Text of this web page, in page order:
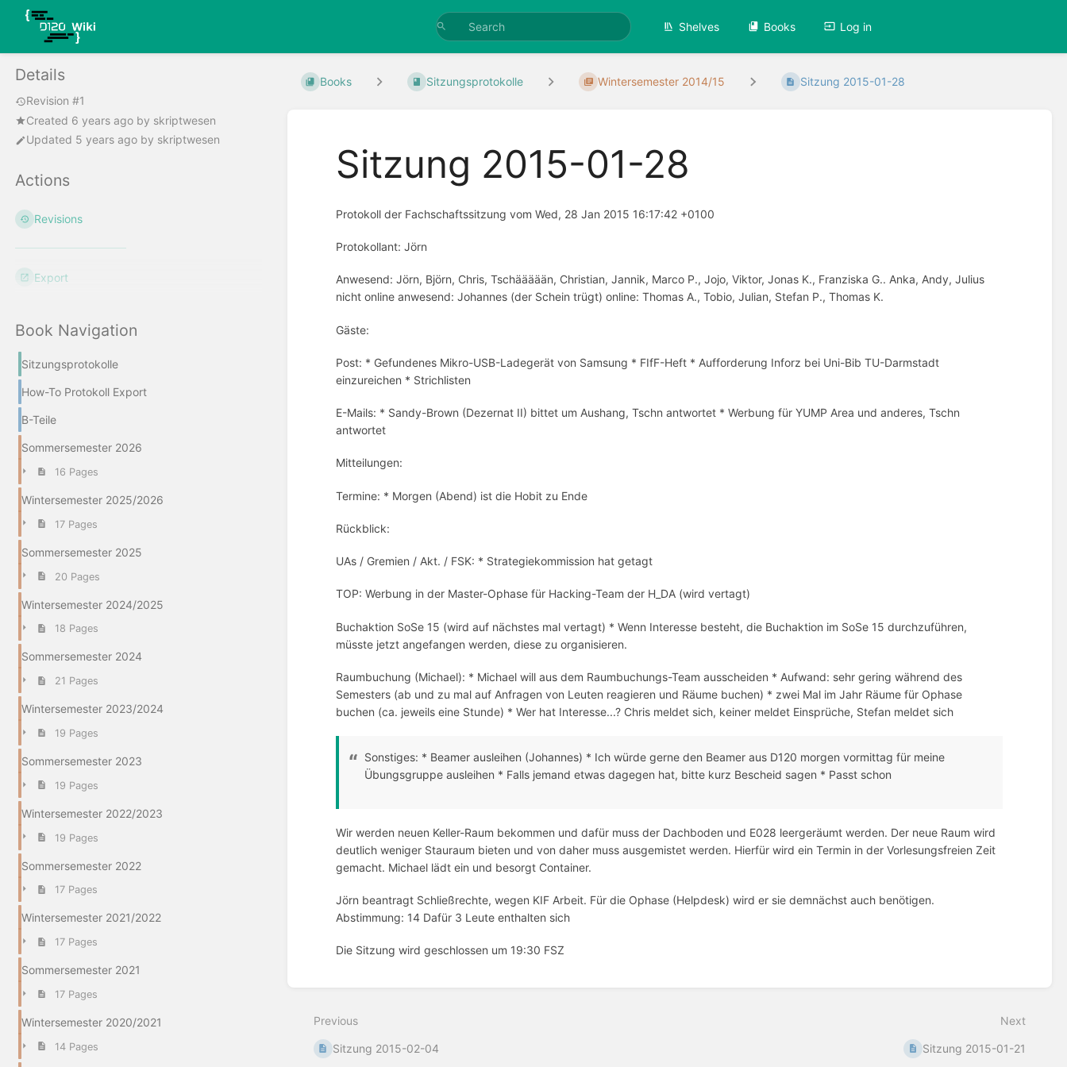
Shelves Books Log in
Details
Revision #1
Created 6 years ago by skriptwesen
Updated 5 years ago by skriptwesen
Actions
Revisions
Export
Book Navigation
Sitzungsprotokolle
How-To Protokoll Export
B-Teile
Sommersemester 2026
16 Pages
Wintersemester 2025/2026
17 Pages
Sommersemester 2025
20 Pages
Wintersemester 2024/2025
18 Pages
Sommersemester 2024
21 Pages
Wintersemester 2023/2024
19 Pages
Sommersemester 2023
19 Pages
Wintersemester 2022/2023
19 Pages
Sommersemester 2022
17 Pages
Wintersemester 2021/2022
17 Pages
Sommersemester 2021
17 Pages
Wintersemester 2020/2021
14 Pages
Books Sitzungsprotokolle Wintersemester 2014/15 Sitzung 2015-01-28
Sitzung 2015-01-28
Protokoll der Fachschaftssitzung vom Wed, 28 Jan 2015 16:17:42 +0100
Protokollant: Jörn
Anwesend: Jörn, Björn, Chris, Tschäääään, Christian, Jannik, Marco P., Jojo, Viktor, Jonas K., Franziska G.. Anka, Andy, Julius
nicht online anwesend: Johannes (der Schein trügt) online: Thomas A., Tobio, Julian, Stefan P., Thomas K.
Gäste:
Post: * Gefundenes Mikro-USB-Ladegerät von Samsung * FIfF-Heft * Aufforderung Inforz bei Uni-Bib TU-Darmstadt
einzureichen * Strichlisten
E-Mails: * Sandy-Brown (Dezernat II) bittet um Aushang, Tschn antwortet * Werbung für YUMP Area und anderes, Tschn
antwortet
Mitteilungen:
Termine: * Morgen (Abend) ist die Hobit zu Ende
Rückblick:
UAs / Gremien / Akt. / FSK: * Strategiekommission hat getagt
TOP: Werbung in der Master-Ophase für Hacking-Team der H_DA (wird vertagt)
Buchaktion SoSe 15 (wird auf nächstes mal vertagt) * Wenn Interesse besteht, die Buchaktion im SoSe 15 durchzuführen,
müsste jetzt angefangen werden, diese zu organisieren.
Raumbuchung (Michael): * Michael will aus dem Raumbuchungs-Team ausscheiden * Aufwand: sehr gering während des
Semesters (ab und zu mal auf Anfragen von Leuten reagieren und Räume buchen) * zwei Mal im Jahr Räume für Ophase
buchen (ca. jeweils eine Stunde) * Wer hat Interesse...? Chris meldet sich, keiner meldet Einsprüche, Stefan meldet sich
Sonstiges: * Beamer ausleihen (Johannes) * Ich würde gerne den Beamer aus D120 morgen vormittag für meine
Übungsgruppe ausleihen * Falls jemand etwas dagegen hat, bitte kurz Bescheid sagen * Passt schon
Wir werden neuen Keller-Raum bekommen und dafür muss der Dachboden und E028 leergeräumt werden. Der neue Raum wird
deutlich weniger Stauraum bieten und von daher muss ausgemistet werden. Hierfür wird ein Termin in der Vorlesungsfreien Zeit
gemacht. Michael lädt ein und besorgt Container.
Jörn beantragt Schließrechte, wegen KIF Arbeit. Für die Ophase (Helpdesk) wird er sie demnächst auch benötigen.
Abstimmung: 14 Dafür 3 Leute enthalten sich
Die Sitzung wird geschlossen um 19:30 FSZ
mode
Previous
Sitzung 2015-02-04
Next
Sitzung 2015-01-21